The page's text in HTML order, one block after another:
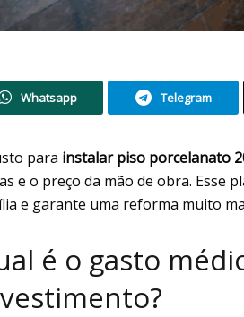
Whatsapp Telegram
para instalar piso porcelanato
e o preço da mão de obra. Esse
e garante uma reforma muito
é o gasto